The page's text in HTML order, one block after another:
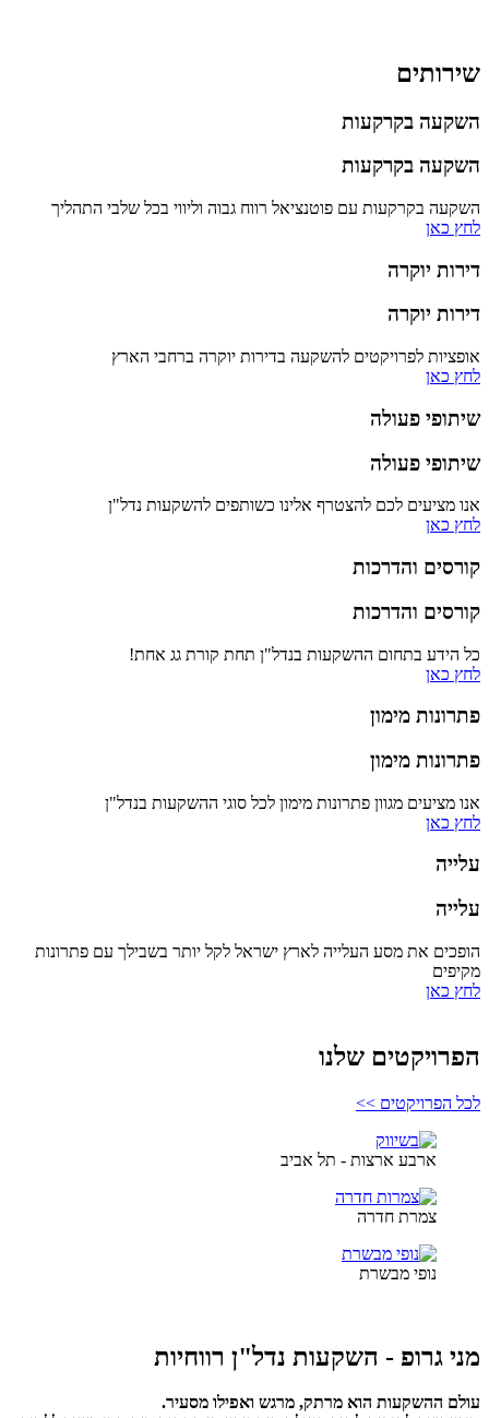
שירותים
השקעה בקרקעות
השקעה בקרקעות
השקעה בקרקעות עם פוטנציאל רווח גבוה וליווי בכל שלבי התהליך
לחץ כאן
דירות יוקרה
דירות יוקרה
אופציות לפרויקטים להשקעה בדירות יוקרה ברחבי הארץ
לחץ כאן
שיתופי פעולה
שיתופי פעולה
אנו מציעים לכם להצטרף אלינו כשותפים להשקעות נדל"ן
לחץ כאן
קורסים והדרכות
קורסים והדרכות
כל הידע בתחום ההשקעות בנדל"ן תחת קורת גג אחת!
לחץ כאן
פתרונות מימון
פתרונות מימון
אנו מציעים מגוון פתרונות מימון לכל סוגי ההשקעות בנדל"ן
לחץ כאן
עלייה
עלייה
הופכים את מסע העלייה לארץ ישראל לקל יותר בשבילך עם פתרונות
מקיפים
לחץ כאן
הפרויקטים שלנו
לכל הפרויקטים >>
ארבע ארצות - תל אביב
צמרת חדרה
נופי מבשרת
מני גרופ - השקעות נדל"ן רווחיות
עולם ההשקעות הוא מרתק, מרגש ואפילו מסעיר.